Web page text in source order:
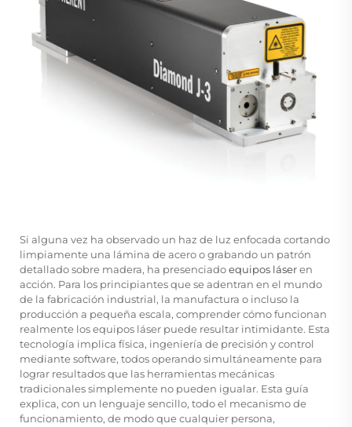
Si alguna vez ha observado un haz de luz enfocada cortando
limpiamente una lámina de acero o grabando un patrón
detallado sobre madera, ha presenciadoequipos láseren
acción. Para los principiantes que se adentran en el mundo
de la fabricación industrial, la manufactura o incluso la
producción a pequeña escala, comprender cómo funcionan
realmente los equipos láser puede resultar intimidante. Esta
tecnología implica física, ingeniería de precisión y control
mediante software, todos operando simultáneamente para
lograr resultados que las herramientas mecánicas
tradicionales simplemente no pueden igualar. Esta guía
explica, con un lenguaje sencillo, todo el mecanismo de
funcionamiento, de modo que cualquier persona,